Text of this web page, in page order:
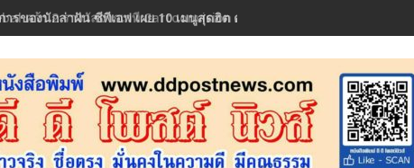
ารของนักล่าฝัน ซีพีเอฟ เผย 10 เมนูสุดฮิต ตลอดเส้นทางการแข่งขัน True